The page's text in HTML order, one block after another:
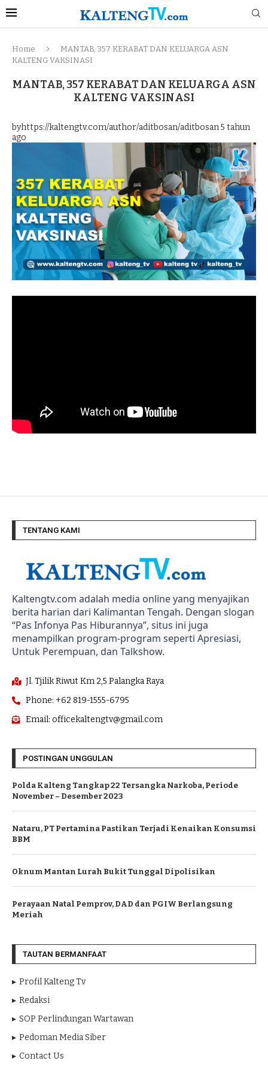
Home
MANTAB, 357 KERABAT DAN KELUARGA ASN
KALTENG VAKSINASI
MANTAB, 357 KERABAT DAN KELUARGA ASN
KALTENG VAKSINASI
byhttps://kaltengtv.com/author/aditbosan/aditbosan5 tahun
ago
TENTANG KAMI
Kaltengtv.com adalah media online yang menyajikan
berita harian dari Kalimantan Tengah. Dengan slogan
“Pas Infonya Pas Hiburannya”, situs ini juga
menampilkan program-program seperti Apresiasi,
Untuk Perempuan, dan Talkshow.
Jl. Tjilik Riwut Km 2,5 Palangka Raya
Phone: +62 819-1555-6795
Email: officekaltengtv@gmail.com
POSTINGAN UNGGULAN
Polda Kalteng Tangkap 22 Tersangka Narkoba, Periode
November – Desember 2023
Nataru, PT Pertamina Pastikan Terjadi Kenaikan Konsumsi
BBM
Oknum Mantan Lurah Bukit Tunggal Dipolisikan
Perayaan Natal Pemprov, DAD dan PGIW Berlangsung
Meriah
TAUTAN BERMANFAAT
Profil Kalteng Tv
Redaksi
SOP Perlindungan Wartawan
Pedoman Media Siber
Contact Us